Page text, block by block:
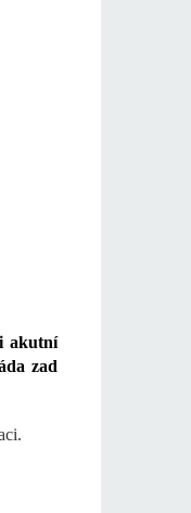
akutní
zad